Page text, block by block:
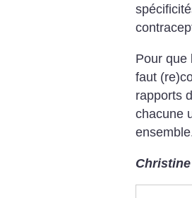
Pour que
faut
rapports
chacune